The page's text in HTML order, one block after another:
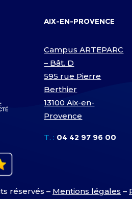
AIX-EN-PROVENCE
Campus ARTEPARC
– Bât. D
595 rue Pierre
Berthier
13100 Aix-en-
Provence
T. : 04 42 97 96 00
réservés – Mentions légales –